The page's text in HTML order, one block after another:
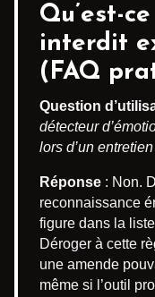
Qu’est-
interdit
(FAQ
Question
détecteur
lors d’un
Réponse : Non.
reconnaissance
figure dans la
Déroger à cette
une amende
même si l’outil